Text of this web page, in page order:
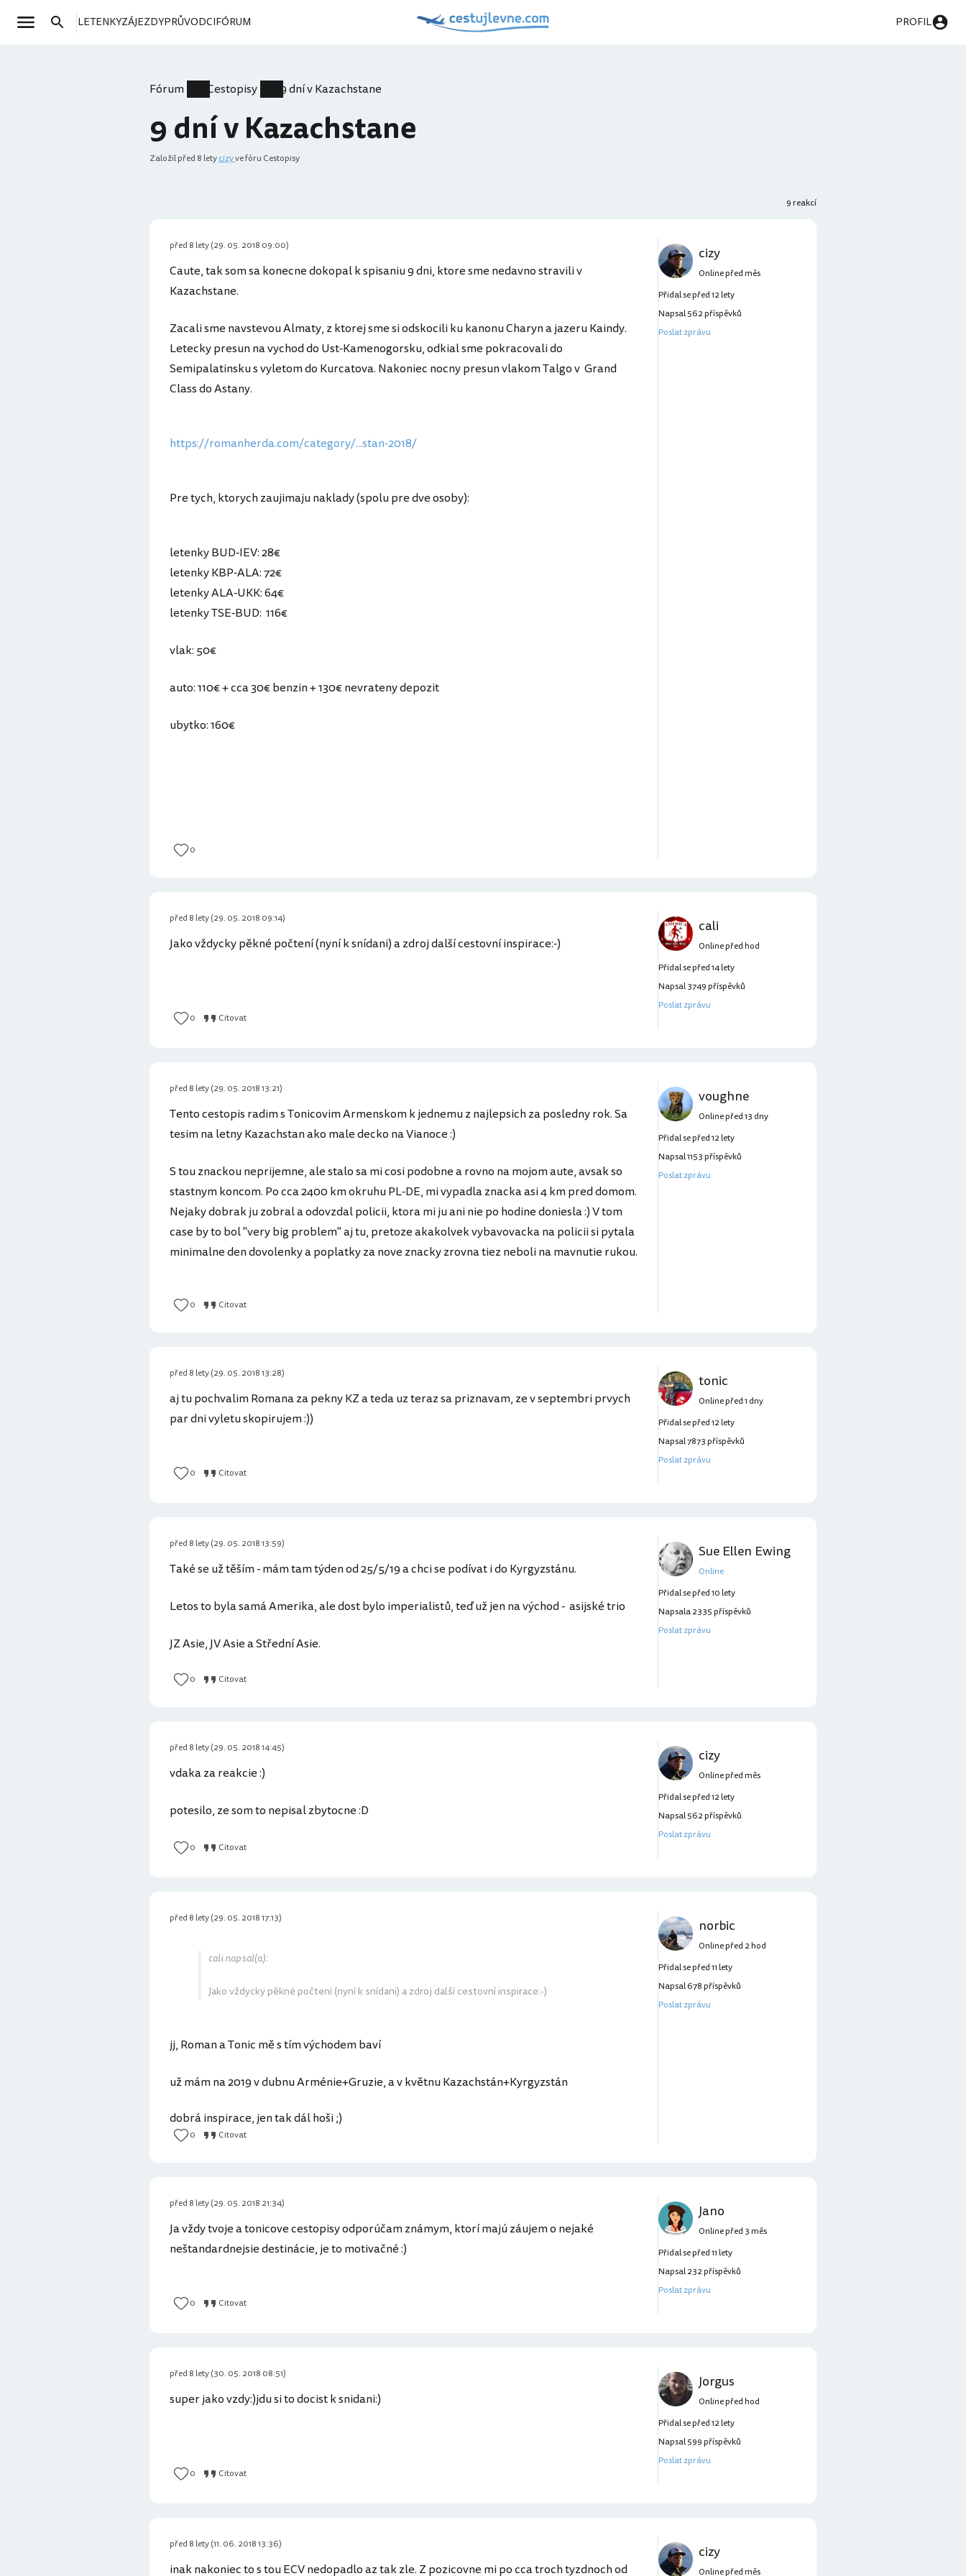
LETENKYZÁJEZDYPRŮVODCIFÓRUM PROFIL
Fórum Cestopisy 9 dní v Kazachstane
9 dní v Kazachstane
Založilpřed 8 letycizyve fóru Cestopisy
9 reakcí
Caute, tak som sa konecne dokopal k spisaniu 9 dni, ktore sme nedavno stravili v
Kazachstane.
Zacali sme navstevou Almaty, z ktorej sme si odskocili ku kanonu Charyn a jazeru Kaindy.
Letecky presun na vychod do Ust-Kamenogorsku, odkial sme pokracovali do
Semipalatinsku s vyletom do Kurcatova. Nakoniec nocny presun vlakom Talgo v Grand
Class do Astany.
https://romanherda.com/category/...stan-2018/
Pre tych, ktorych zaujimaju naklady (spolu pre dve osoby):
letenky BUD-IEV: 28€
letenky KBP-ALA: 72€
letenky ALA-UKK: 64€
letenky TSE-BUD: 116€
vlak: 50€
auto: 110€ + cca 30€ benzin + 130€ nevrateny depozit
ubytko: 160€
0
cizy
před 8 lety (29. 05. 2018 09:00)
Online před měs
Přidal se před 12 lety
Napsal 562 příspěvků
Poslat zprávu
Jako vždycky pěkné počtení (nyní k snídani) a zdroj další cestovní inspirace:-)
0 Citovat
cali
před 8 lety (29. 05. 2018 09:14)
Online před hod
Přidal se před 14 lety
Napsal 3749 příspěvků
Poslat zprávu
Tento cestopis radim s Tonicovim Armenskom k jednemu z najlepsich za posledny rok. Sa
tesim na letny Kazachstan ako male decko na Vianoce :)
S tou znackou neprijemne, ale stalo sa mi cosi podobne a rovno na mojom aute, avsak so
stastnym koncom. Po cca 2400 km okruhu PL-DE, mi vypadla znacka asi 4 km pred domom.
Nejaky dobrak ju zobral a odovzdal policii, ktora mi ju ani nie po hodine doniesla :) V tom
case by to bol "very big problem" aj tu, pretoze akakolvek vybavovacka na policii si pytala
minimalne den dovolenky a poplatky za nove znacky zrovna tiez neboli na mavnutie rukou.
0 Citovat
voughne
před 8 lety (29. 05. 2018 13:21)
Online před 13 dny
Přidal se před 12 lety
Napsal 1153 příspěvků
Poslat zprávu
aj tu pochvalim Romana za pekny KZ a teda uz teraz sa priznavam, ze v septembri prvych
par dni vyletu skopirujem :))
0 Citovat
tonic
před 8 lety (29. 05. 2018 13:28)
Online před 1 dny
Přidal se před 12 lety
Napsal 7873 příspěvků
Poslat zprávu
Také se už těším - mám tam týden od 25/5/19 a chci se podívat i do Kyrgyzstánu.
Letos to byla samá Amerika, ale dost bylo imperialistů, teď už jen na východ - asijské trio
JZ Asie, JV Asie a Střední Asie.
0 Citovat
Sue Ellen Ewing
před 8 lety (29. 05. 2018 13:59)
Online
Přidal se před 10 lety
Napsala 2335 příspěvků
Poslat zprávu
vdaka za reakcie :)
potesilo, ze som to nepisal zbytocne :D
0 Citovat
cizy
před 8 lety (29. 05. 2018 14:45)
Online před měs
Přidal se před 12 lety
Napsal 562 příspěvků
Poslat zprávu
cali napsal(a):
Jako vždycky pěkné počtení (nyní k snídani) a zdroj další cestovní inspirace:-)
jj, Roman a Tonic mě s tím východem baví
už mám na 2019 v dubnu Arménie+Gruzie, a v květnu Kazachstán+Kyrgyzstán
dobrá inspirace, jen tak dál hoši ;)
0 Citovat
norbic
před 8 lety (29. 05. 2018 17:13)
Online před 2 hod
Přidal se před 11 lety
Napsal 678 příspěvků
Poslat zprávu
Ja vždy tvoje a tonicove cestopisy odporúčam známym, ktorí majú záujem o nejaké
neštandardnejsie destinácie, je to motivačné :)
0 Citovat
Jano
před 8 lety (29. 05. 2018 21:34)
Online před 3 měs
Přidal se před 11 lety
Napsal 232 příspěvků
Poslat zprávu
super jako vzdy:)jdu si to docist k snidani:)
0 Citovat
Jorgus
před 8 lety (30. 05. 2018 08:51)
Online před hod
Přidal se před 12 lety
Napsal 599 příspěvků
Poslat zprávu
inak nakoniec to s tou ECV nedopadlo az tak zle. Z pozicovne mi po cca troch tyzdnoch od
cizy
před 8 lety (11. 06. 2018 13:36)
Online před měs